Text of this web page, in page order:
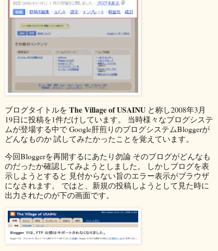
ブログタイトルを The Village of USAINU と称し2008年3月
19日に投稿を1件だけしています。 当時様々なブログシステ
ムが登場する中で Google肝煎りのブログシステムBloggerが
どんなものか 試してみたかったことを覚えています。
今回Bloggerを再開するにあたり勿論 そのブログがどんなも
のだったか確認してみようとしました。 しかしブログを表
示しようとすると 見付からない旨のエラー表示がブラウザ
になされます。 ではと、新規の投稿しようとして見た時に
出力されたのが下の画面です。